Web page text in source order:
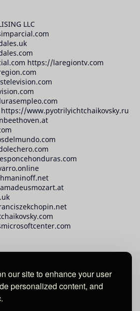
our site to enhance your user
personalized content, and
LLC
https://laregiontv.com
www.pyotrilyichtchaikovsky.ru
Publishing LLC